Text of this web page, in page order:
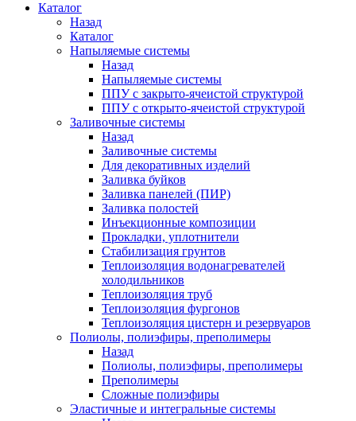
Каталог
Назад
Каталог
Напыляемые системы
Назад
Напыляемые системы
ППУ с закрыто-ячеистой структурой
ППУ с открыто-ячеистой структурой
Заливочные системы
Назад
Заливочные системы
Для декоративных изделий
Заливка буйков
Заливка панелей (ПИР)
Заливка полостей
Инъекционные композиции
Прокладки, уплотнители
Стабилизация грунтов
Теплоизоляция водонагревателей
холодильников
Теплоизоляция труб
Теплоизоляция фургонов
Теплоизоляция цистерн и резервуаров
Полиолы, полиэфиры, преполимеры
Назад
Полиолы, полиэфиры, преполимеры
Преполимеры
Сложные полиэфиры
Эластичные и интегральные системы